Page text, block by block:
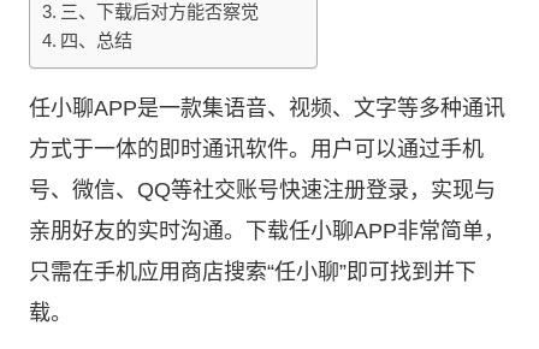
三、下载后对方能否察觉
四、总结
任小聊APP是一款集语音、视频、文字等多种通讯
方式于一体的即时通讯软件。用户可以通过手机
号、微信、QQ等社交账号快速注册登录，实现与
亲朋好友的实时沟通。下载任小聊APP非常简单，
只需在手机应用商店搜索“任小聊”即可找到并下
载。